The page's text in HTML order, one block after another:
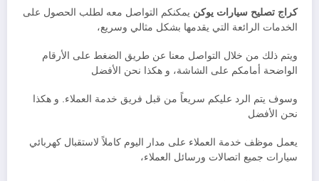
كراج تصليح سيارات يوكن يمكنكم التواصل معه لطلب الحصول على
الخدمات الرائعة التي يقدمها بشكل مثالي وسريع،
ويتم ذلك من خلال التواصل معنا عن طريق الضغط على الأرقام
الواضحة أمامكم على الشاشة، و هكذا نحن الأفضل
وسوف يتم الرد عليكم سريعاً من قبل فريق خدمة العملاء. و هكذا
نحن الأفضل
يعمل موظف خدمة العملاء على مدار اليوم كاملاً لاستقبال كهربائي
سيارات جميع اتصالات ورسائل العملاء،